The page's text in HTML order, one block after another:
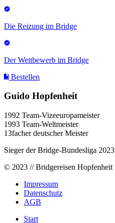
Die Reizung im Bridge
Der Wettbewerb im Bridge
Bestellen
Guido Hopfenheit
1992 Team-Vizeeuropameister
1993 Team-Weltmeister
13facher deutscher Meister
Sieger der Bridge-Bundesliga 2023
© 2023 // Bridgereisen Hopfenheit
Impressum
Datenschutz
AGB
Start